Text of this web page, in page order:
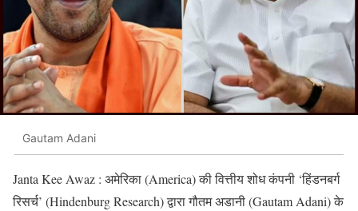
Gautam Adani
Janta Kee Awaz : अमेरिका (America) की वित्तीय शोध कंपनी ‘हिंडनबर्ग
रिसर्च’ (Hindenburg Research) द्वारा गौतम अडानी (Gautam Adani) के